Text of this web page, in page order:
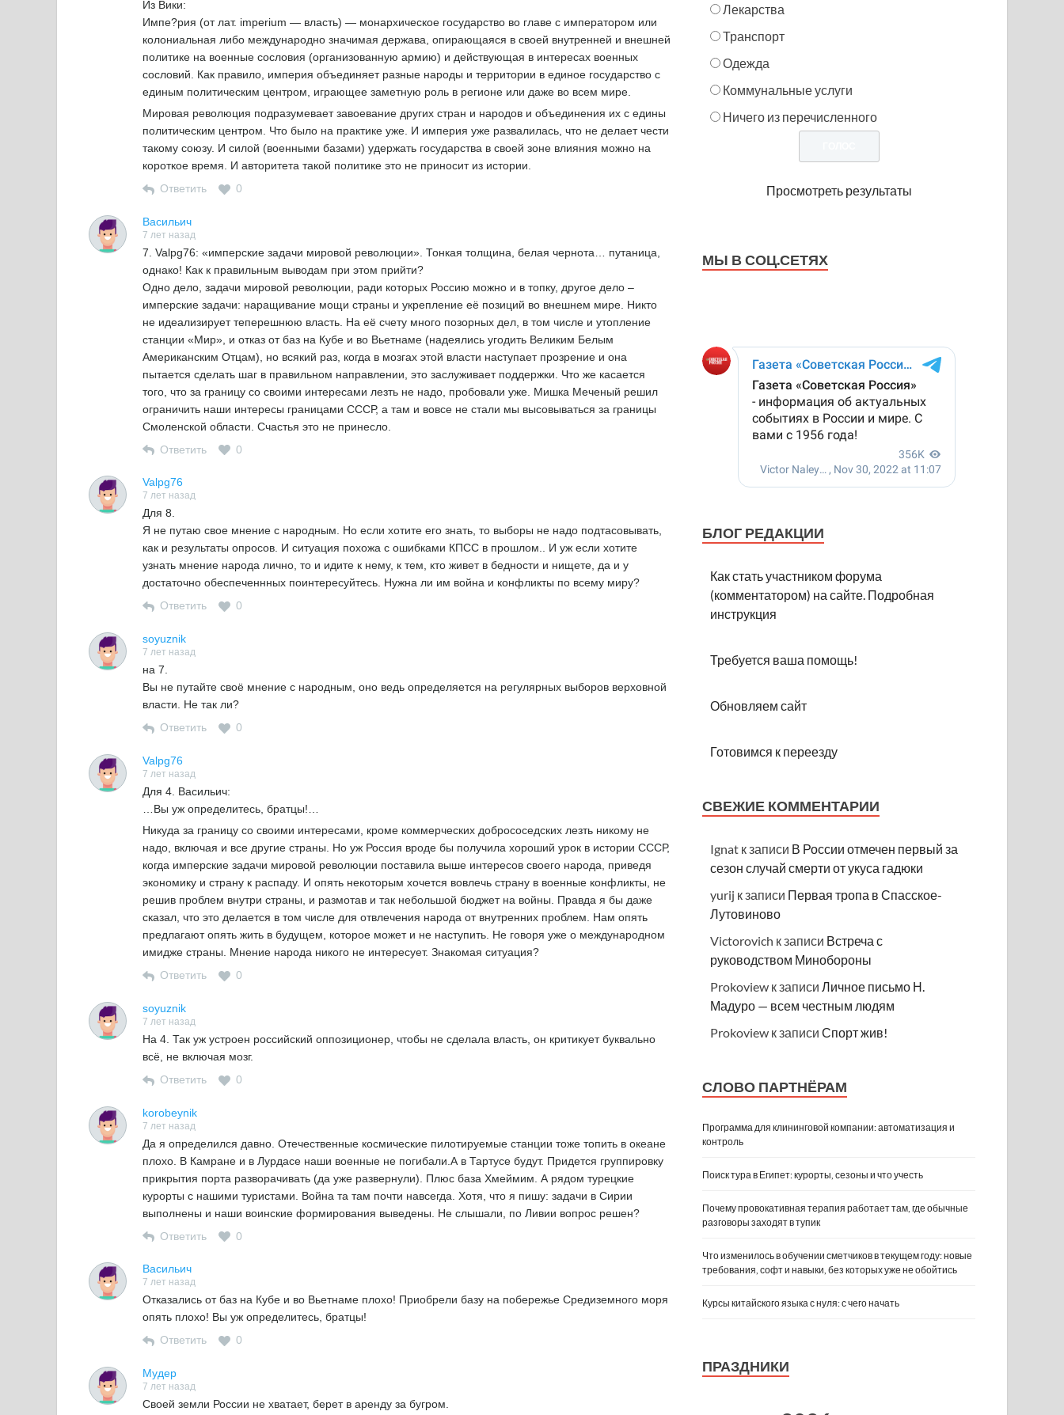
Из Вики:
Импе?рия (от лат. imperium — власть) — монархическое государство во главе с императором или
колониальная либо международно значимая держава, опирающаяся в своей внутренней и внешней
политике на военные сословия (организованную армию) и действующая в интересах военных
сословий. Как правило, империя объединяет разные народы и территории в единое государство с
единым политическим центром, играющее заметную роль в регионе или даже во всем мире.
Мировая революция подразумевает завоевание других стран и народов и объединения их с едины
политическим центром. Что было на практике уже. И империя уже развалилась, что не делает чести
такому союзу. И силой (военными базами) удержать государства в своей зоне влияния можно на
короткое время. И авторитета такой политике это не приносит из истории.
Ответить
0
Васильич
7 лет назад
7. Valpg76: «имперские задачи мировой революции». Тонкая толщина, белая чернота… путаница,
однако! Как к правильным выводам при этом прийти?
Одно дело, задачи мировой революции, ради которых Россию можно и в топку, другое дело –
имперские задачи: наращивание мощи страны и укрепление её позиций во внешнем мире. Никто
не идеализирует теперешнюю власть. На её счету много позорных дел, в том числе и утопление
станции «Мир», и отказ от баз на Кубе и во Вьетнаме (надеялись угодить Великим Белым
Американским Отцам), но всякий раз, когда в мозгах этой власти наступает прозрение и она
пытается сделать шаг в правильном направлении, это заслуживает поддержки. Что же касается
того, что за границу со своими интересами лезть не надо, пробовали уже. Мишка Меченый решил
ограничить наши интересы границами СССР, а там и вовсе не стали мы высовываться за границы
Смоленской области. Счастья это не принесло.
Ответить
0
Valpg76
7 лет назад
Для 8.
Я не путаю свое мнение с народным. Но если хотите его знать, то выборы не надо подтасовывать,
как и результаты опросов. И ситуация похожа с ошибками КПСС в прошлом.. И уж если хотите
узнать мнение народа лично, то и идите к нему, к тем, кто живет в бедности и нищете, да и у
достаточно обеспеченнных поинтересуйтесь. Нужна ли им война и конфликты по всему миру?
Ответить
0
soyuznik
7 лет назад
на 7.
Вы не путайте своё мнение с народным, оно ведь определяется на регулярных выборов верховной
власти. Не так ли?
Ответить
0
Valpg76
7 лет назад
Для 4. Васильич:
…Вы уж определитесь, братцы!…
Никуда за границу со своими интересами, кроме коммерческих добрососедских лезть никому не
надо, включая и все другие страны. Но уж Россия вроде бы получила хороший урок в истории СССР,
когда имперские задачи мировой революции поставила выше интересов своего народа, приведя
экономику и страну к распаду. И опять некоторым хочется вовлечь страну в военные конфликты, не
решив проблем внутри страны, и размотав и так небольшой бюджет на войны. Правда я бы даже
сказал, что это делается в том числе для отвлечения народа от внутренних проблем. Нам опять
предлагают опять жить в будущем, которое может и не наступить. Не говоря уже о международном
имидже страны. Мнение народа никого не интересует. Знакомая ситуация?
Ответить
0
soyuznik
7 лет назад
На 4. Так уж устроен российский оппозиционер, чтобы не сделала власть, он критикует буквально
всё, не включая мозг.
Ответить
0
korobeynik
7 лет назад
Да я определился давно. Отечественные космические пилотируемые станции тоже топить в океане
плохо. В Камране и в Лурдасе наши военные не погибали.А в Тартусе будут. Придется группировку
прикрытия порта разворачивать (да уже развернули). Плюс база Хмеймим. А рядом турецкие
курорты с нашими туристами. Война та там почти навсегда. Хотя, что я пишу: задачи в Сирии
выполнены и наши воинские формирования выведены. Не слышали, по Ливии вопрос решен?
Ответить
0
Васильич
7 лет назад
Отказались от баз на Кубе и во Вьетнаме плохо! Приобрели базу на побережье Средиземного моря
опять плохо! Вы уж определитесь, братцы!
Ответить
0
Мудер
7 лет назад
Своей земли России не хватает, берет в аренду за бугром.
Лекарства
Транспорт
Одежда
Коммунальные услуги
Ничего из перечисленного
Просмотреть результаты
МЫ В СОЦ.СЕТЯХ
БЛОГ РЕДАКЦИИ
Как стать участником форума
(комментатором) на сайте. Подробная
инструкция
Требуется ваша помощь!
Обновляем сайт
Готовимся к переезду
СВЕЖИЕ КОММЕНТАРИИ
Ignat к записи В России отмечен первый за
сезон случай смерти от укуса гадюки
yurij к записи Первая тропа в Спасское-
Лутовиново
Victorovich к записи Встреча с
руководством Минобороны
Prokoview к записи Личное письмо Н.
Мадуро — всем честным людям
Prokoview к записиСпорт жив!
СЛОВО ПАРТНЁРАМ
Программа для клининговой компании: автоматизация и
контроль
Поиск тура в Египет: курорты, сезоны и что учесть
Почему провокативная терапия работает там, где обычные
разговоры заходят в тупик
Что изменилось в обучении сметчиков в текущем году: новые
требования, софт и навыки, без которых уже не обойтись
Курсы китайского языка с нуля: с чего начать
ПРАЗДНИКИ